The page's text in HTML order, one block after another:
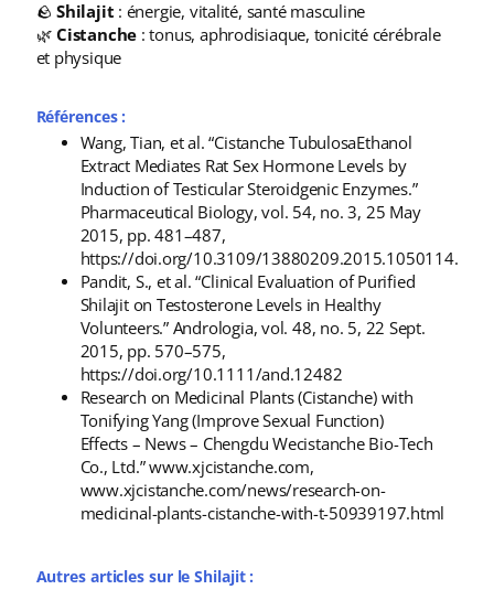
🪨Shilajit : énergie, vitalité, santé masculine
🌿Cistanche : tonus, aphrodisiaque, tonicité cérébrale
et physique
Références :
Wang, Tian, et al. “Cistanche TubulosaEthanol
Extract Mediates Rat Sex Hormone Levels by
Induction of Testicular Steroidgenic Enzymes.”
Pharmaceutical Biology, vol. 54, no. 3, 25 May
2015, pp. 481–487,
https://doi.org/10.3109/13880209.2015.1050114.
Pandit, S., et al. “Clinical Evaluation of Purified
Shilajit on Testosterone Levels in Healthy
Volunteers.” Andrologia, vol. 48, no. 5, 22 Sept.
2015, pp. 570–575,
https://doi.org/10.1111/and.12482
Research on Medicinal Plants (Cistanche) with
Tonifying Yang (Improve Sexual Function)
Effects – News – Chengdu Wecistanche Bio-Tech
Co., Ltd.” www.xjcistanche.com,
www.xjcistanche.com/news/research-on-
medicinal-plants-cistanche-with-t-50939197.html
Autres articles sur le Shilajit :